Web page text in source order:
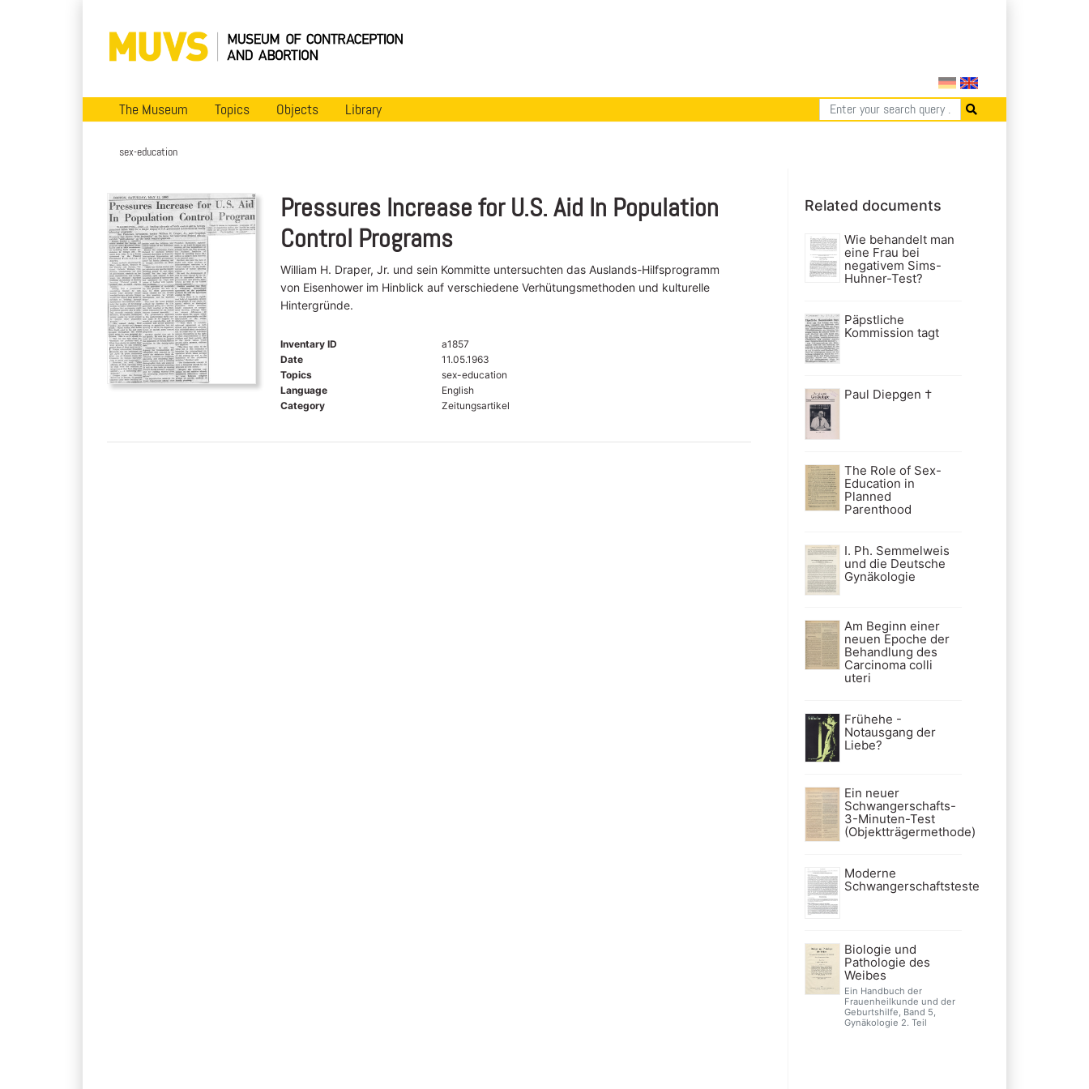
The Museum Topics Objects Library
sex-education
Pressures Increase for U.S. Aid In Population
Control Programs
William H. Draper, Jr. und sein Kommitte untersuchten das Auslands-Hilfsprogramm
von Eisenhower im Hinblick auf verschiedene Verhütungsmethoden und kulturelle
Hintergründe.
Inventary ID
a1857
Date
11.05.1963
Topics
sex-education
Language
English
Category
Zeitungsartikel
Related documents
Wie behandelt man
eine Frau bei
negativem Sims-
Huhner-Test?
Päpstliche
Kommission tagt
Paul Diepgen †
The Role of Sex-
Education in
Planned
Parenthood
I. Ph. Semmelweis
und die Deutsche
Gynäkologie
Am Beginn einer
neuen Epoche der
Behandlung des
Carcinoma colli
uteri
Frühehe -
Notausgang der
Liebe?
Ein neuer
Schwangerschafts-
3-Minuten-Test
(Objektträgermethode)
Moderne
Schwangerschaftsteste
Biologie und
Pathologie des
Weibes
Ein Handbuch der
Frauenheilkunde und der
Geburtshilfe, Band 5,
Gynäkologie 2. Teil